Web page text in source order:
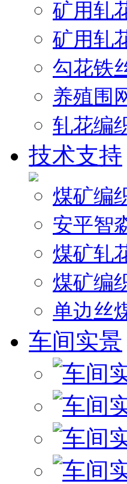
矿用轧
矿用轧
勾花铁
养殖围
轧花编
技术支持
煤矿编
安平智
煤矿轧
煤矿编
单边丝
车间实景